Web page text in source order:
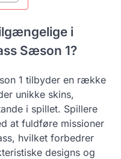
i
Sæson 1?
1 tilbyder en række
unikke skins,
i spillet. Spillere
at fuldføre missioner
hvilket forbedrer
designs og